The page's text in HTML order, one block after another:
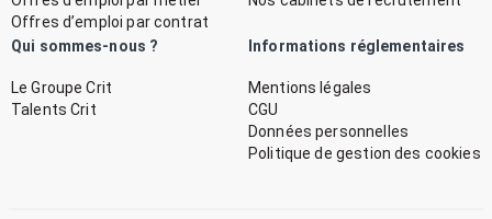
Offres d’emploi par contrat
Qui sommes-nous ?
Le Groupe Crit
Talents Crit
Informations réglementaires
Mentions légales
CGU
Données personnelles
Politique de gestion des cookies